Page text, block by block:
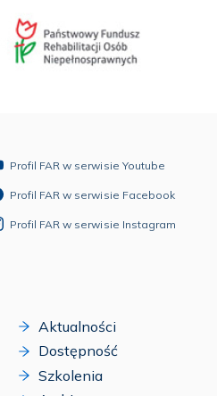
Profil FAR w serwisie Youtube
Profil FAR w serwisie Facebook
Profil FAR w serwisie Instagram
Aktualności
Dostępność
Szkolenia